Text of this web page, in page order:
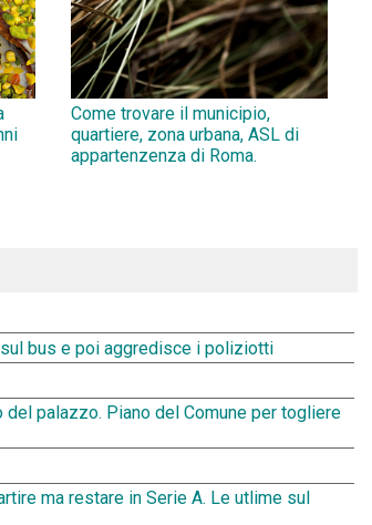
Come trovare il municipio,
quartiere, zona urbana, ASL di
appartenzenza di Roma.
bus e poi aggredisce i poliziotti
palazzo. Piano del Comune per togliere
ma restare in Serie A. Le utlime sul